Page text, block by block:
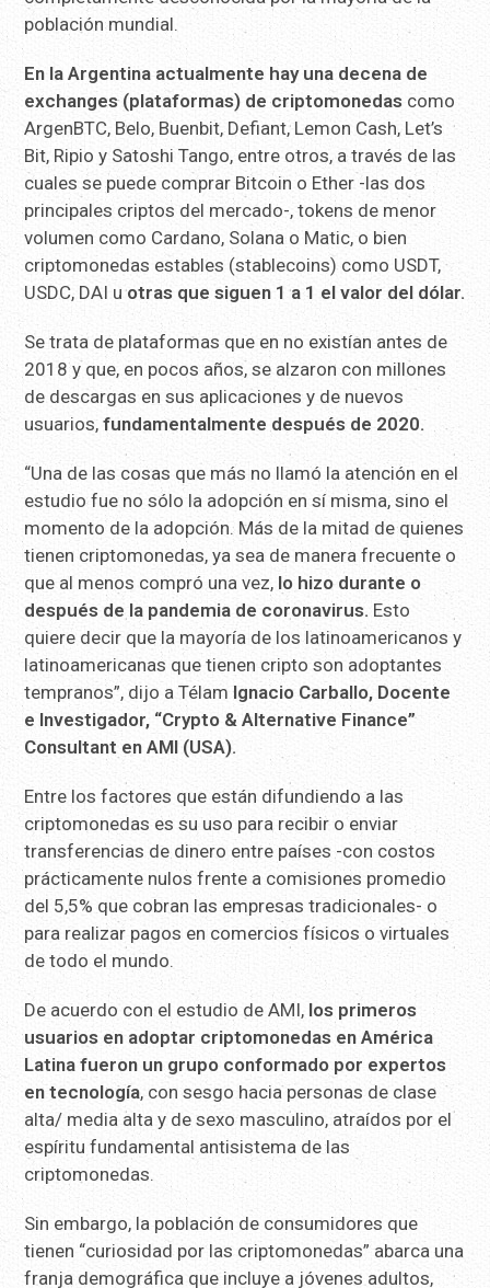
población mundial.
En la Argentina actualmente hay una decena de
exchanges (plataformas) de criptomonedas como
ArgenBTC, Belo, Buenbit, Defiant, Lemon Cash, Let’s
Bit, Ripio y Satoshi Tango, entre otros, a través de las
cuales se puede comprar Bitcoin o Ether -las dos
principales criptos del mercado-, tokens de menor
volumen como Cardano, Solana o Matic, o bien
criptomonedas estables (stablecoins) como USDT,
USDC, DAI uotras que siguen 1 a 1 el valor del dólar.
Se trata de plataformas que en no existían antes de
2018 y que, en pocos años, se alzaron con millones
de descargas en sus aplicaciones y de nuevos
usuarios,fundamentalmente después de 2020.
“Una de las cosas que más no llamó la atención en el
estudio fue no sólo la adopción en sí misma, sino el
momento de la adopción. Más de la mitad de quienes
tienen criptomonedas, ya sea de manera frecuente o
que al menos compró una vez, lo hizo durante o
después de la pandemia de coronavirus. Esto
quiere decir que la mayoría de los latinoamericanos y
latinoamericanas que tienen cripto son adoptantes
tempranos”, dijo a TélamIgnacio Carballo, Docente
e Investigador, “Crypto & Alternative Finance”
Consultant en AMI (USA).
Entre los factores que están difundiendo a las
criptomonedas es su uso para recibir o enviar
transferencias de dinero entre países -con costos
prácticamente nulos frente a comisiones promedio
del 5,5% que cobran las empresas tradicionales- o
para realizar pagos en comercios físicos o virtuales
de todo el mundo.
De acuerdo con el estudio de AMI, los primeros
usuarios en adoptar criptomonedas en América
Latina fueron un grupo conformado por expertos
en tecnología, con sesgo hacia personas de clase
alta/ media alta y de sexo masculino, atraídos por el
espíritu fundamental antisistema de las
criptomonedas.
Sin embargo, la población de consumidores que
tienen “curiosidad por las criptomonedas” abarca una
franja demográfica que incluye a jóvenes adultos,